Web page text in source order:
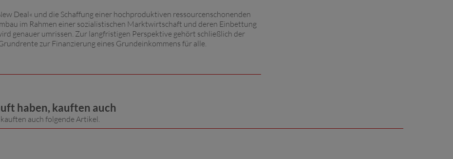
Deal« und die Schaffung einer hochproduktiven ressourcenschonenden
im Rahmen einer sozialistischen Marktwirtschaft und deren Einbettung
genauer umrissen. Zur langfristigen Perspektive gehört schließlich der
zur Finanzierung eines Grundeinkommens für alle.
haben, kauften auch
auch folgende Artikel.